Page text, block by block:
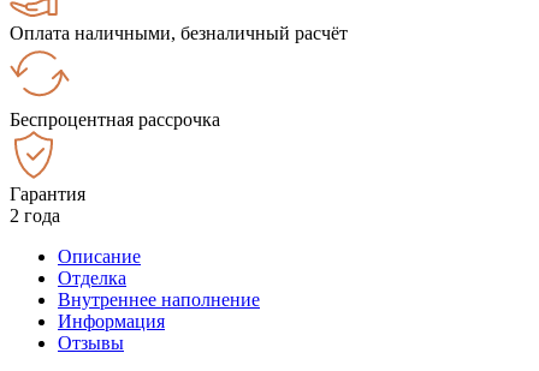
Оплата наличными, безналичный расчёт
Беспроцентная рассрочка
Гарантия
2 года
Описание
Отделка
Внутреннее наполнение
Информация
Отзывы